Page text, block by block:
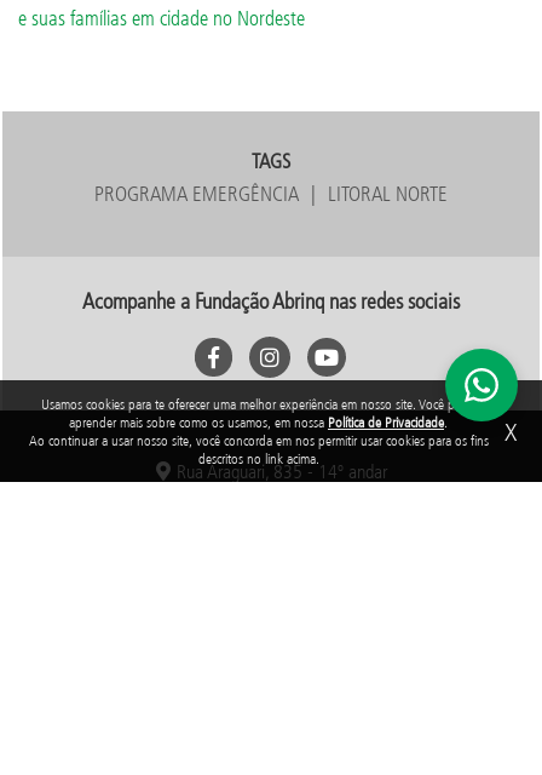
Usamos cookies para te oferecer uma melhor experiência em nosso site. Você pode
aprender mais sobre como os usamos, em nossa Política de Privacidade.
Ao continuar a usar nosso site, você concorda em nos permitir usar cookies para os fins
descritos no link acima.
X
e suas famílias em cidade no Nordeste
TAGS
PROGRAMA EMERGÊNCIA
LITORAL NORTE
Acompanhe a Fundação Abrinq nas redes sociais
Rua Araguari, 835 - 14º andar